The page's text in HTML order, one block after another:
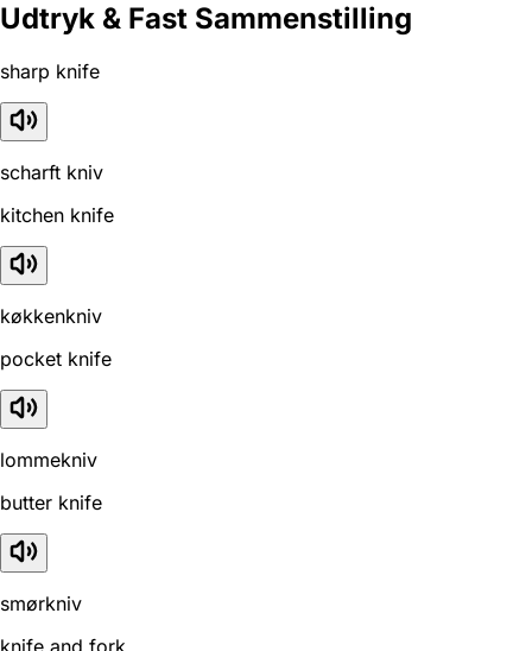
Udtryk & Fast Sammenstilling
sharp knife
scharft kniv
kitchen knife
køkkenkniv
pocket knife
lommekniv
butter knife
smørkniv